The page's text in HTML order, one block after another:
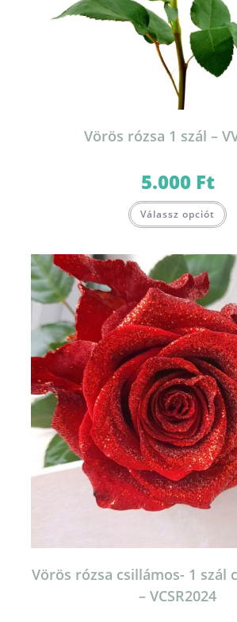
Vörös rózsa 1 szál –
5.000 Ft
Válassz opciót
Vörös rózsa csillámos- 1 szál
– VCSR2024